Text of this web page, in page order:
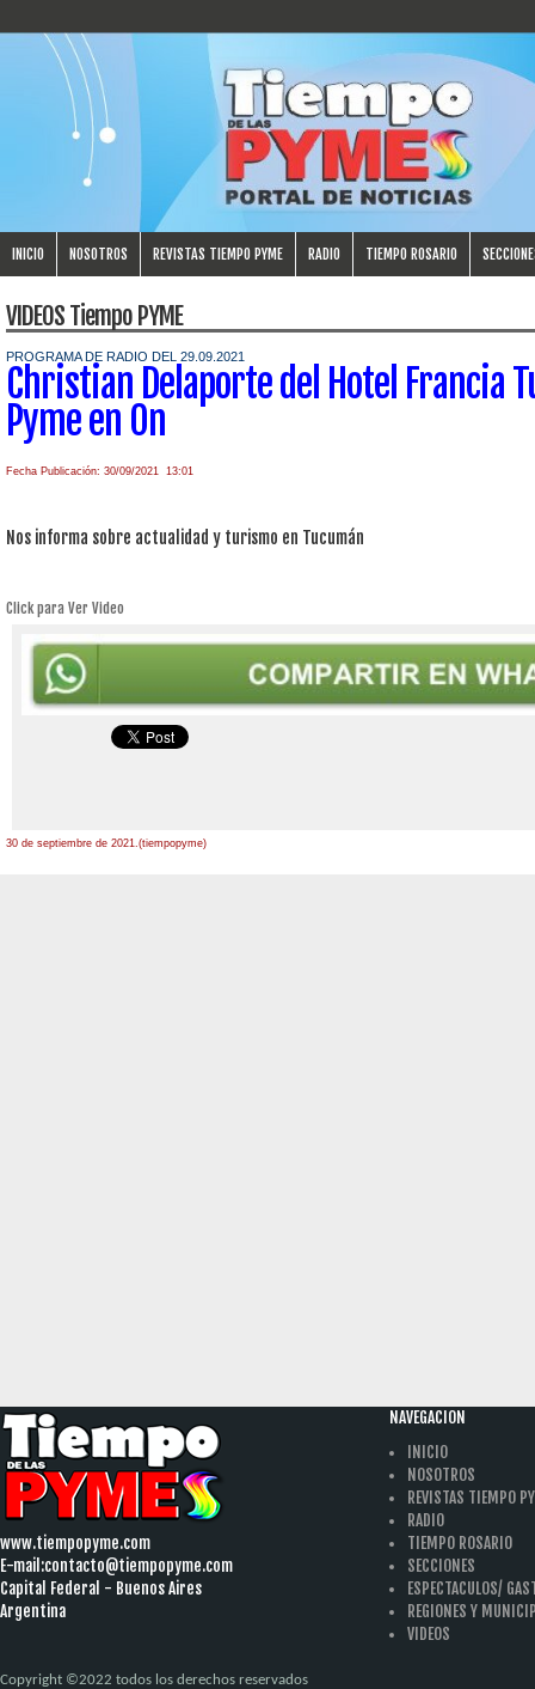
INICIO NOSOTROS REVISTAS TIEMPO PYME RADIO TIEMPO ROSARIO
VIDEOS Tiempo PYME
PROGRAMA DE RADIO DEL 29.09.2021
Christian Delaporte del Hotel Francia
Pyme en On
Fecha Publicación: 30/09/2021 13:01
Nos informa sobre actualidad y turismo en Tucumán
Click para Ver Video
30 de septiembre de 2021.(tiempopyme)
www.tiempopyme.com
E-mail:contacto@tiempopyme.com
Capital Federal - Buenos Aires
Argentina
NAVEGACION
INICIO
NOSOTROS
REVISTAS TIEMPO
RADIO
TIEMPO ROSARIO
SECCIONES
ESPECTACULOS/
REGIONES Y
VIDEOS
Copyright ©2022 todos los derechos reservados